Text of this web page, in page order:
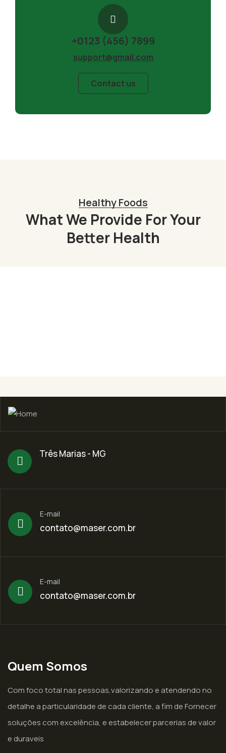
+0123 (456) 7899
support@gmail.com
Contact us
Healthy Foods
What We Provide For Your
Better Health
Três Marias - MG
E-mail
contato@maser.com.br
E-mail
contato@maser.com.br
Quem Somos
Com foco total nas pessoas,valorizando e atendendo no
detalhe a particularidade de cada cliente, a fim de Fornecer
soluções com excelência, e estabelecer parcerias de valor
e duraveis